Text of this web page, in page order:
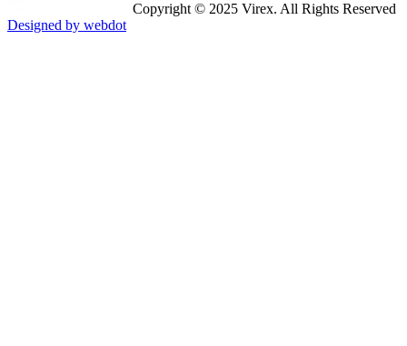
Copyright © 2025 Virex. All Rights Reserved
Designed by webdot